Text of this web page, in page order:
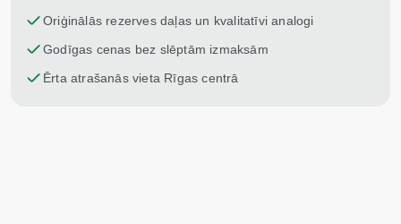
Oriģinālās rezerves daļas un kvalitatīvi analogi
Godīgas cenas bez slēptām izmaksām
Ērta atrašanās vieta Rīgas centrā